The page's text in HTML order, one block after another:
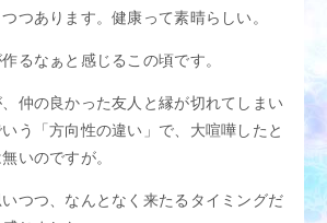
スタッフブログ
つあります。健康って素晴らしい。
るなぁと感じるこの頃です。
仲の良かった友人と縁が切れてしまい
う「方向性の違い」で、大喧嘩したと
いのですが。
つつ、なんとなく来たるタイミングだ